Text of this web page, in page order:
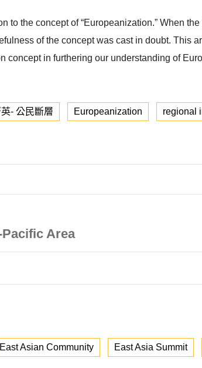
to the concept of “Europeanization.” When
of the concept was cast in doubt. This
in furthering our understanding of
- 公民斷層 Europeanization regional
Area
East Asian Community East Asia Summit